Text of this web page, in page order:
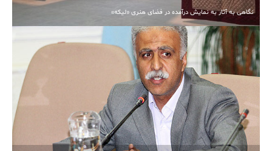
نگاهی به آثار به نمایش درآمده در فضای هنری «لیکه»